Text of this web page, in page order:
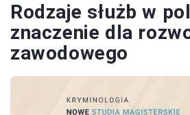
Rodzaje służb w
znaczenie dla
zawodowego